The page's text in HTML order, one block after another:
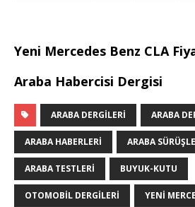
Yeni Mercedes Benz CLA
Araba Habercisi Dergisi
ARABA DERGILERI ARABA
ARABA HABERLERI ARABA
ARABA TESTLERI BUYUK-KUTU
OTOMOBIL DERGILERI YENI